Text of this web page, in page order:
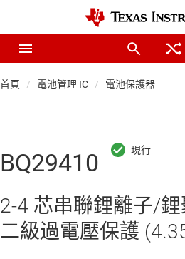
首頁 電池管理 IC 電池保護器
BQ29410
2-4 芯串聯鋰離子/
二級過電壓保護